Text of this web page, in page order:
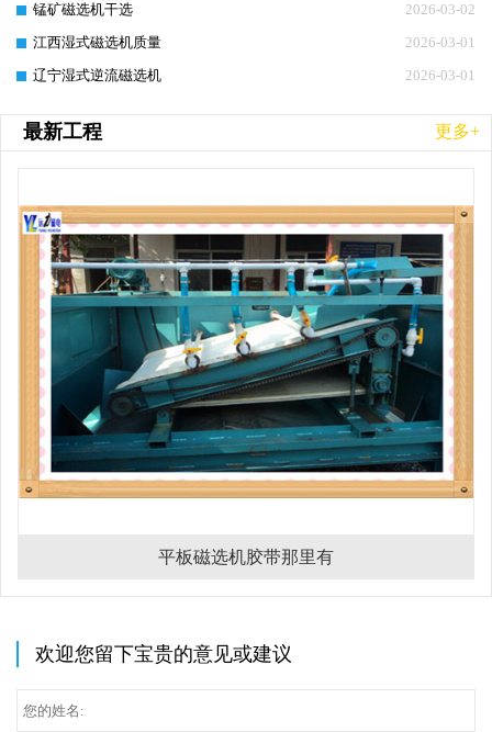
2026-03-02
锰矿磁选机干选
2026-03-01
江西湿式磁选机质量
2026-03-01
辽宁湿式逆流磁选机
最新工程 更多+
平板磁选机胶带那里有
欢迎您留下宝贵的意见或建议